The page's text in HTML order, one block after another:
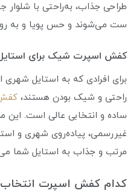
طراحی جذاب، به‌راحتی با شلوار
ست می‌شوند و حس پویا و به
کفش اسپرت شیک برای
برای افرادی که به استایل
راحتی و شیک بودن هستند، کفش
ساده و انتخابی عالی است.
غیررسمی، پیاده‌روی شهری و
مرتب و جذاب به استایل شما
کدام کفش اسپرت